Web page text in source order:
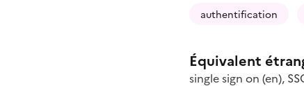
authentification
Équivalent
single sign on (en),